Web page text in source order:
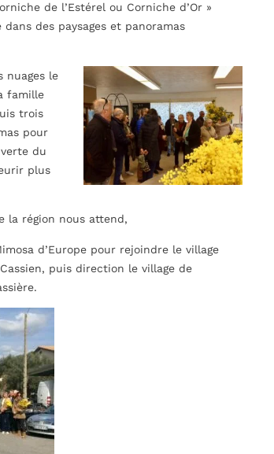
de l’Estérel ou Corniche d’Or »
des paysages et panoramas
nuages le
famille
trois
pour
du
plus
la région nous attend,
d’Europe pour rejoindre le village
puis direction le village de